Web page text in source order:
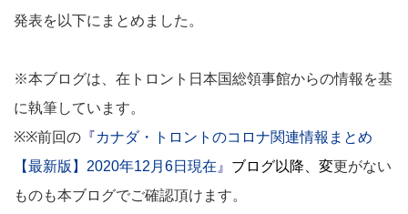
発表を以下にまとめました。
※本ブログは、在トロント日本国総領事館からの情報を基
に執筆しています。
※※前回の 『カナダ・トロントのコロナ関連情報まとめ
【最新版】2020年12月6日現在 』 ブログ以降、 変更がない
ものも本ブログでご確認頂けます。